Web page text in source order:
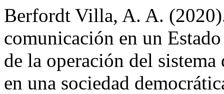
Berfordt Villa, A. A.
comunicación en un
de la operación del
en una sociedad